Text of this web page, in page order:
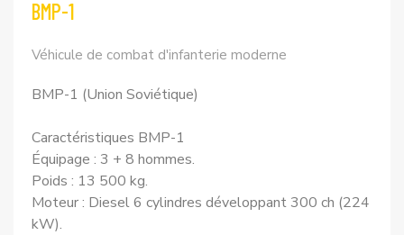
BMP-1
Véhicule de combat d'infanterie moderne
BMP-1 (Union Soviétique)
Caractéristiques BMP-1
Équipage : 3 + 8 hommes.
Poids : 13 500 kg.
Moteur : Diesel 6 cylindres développant 300 ch (224
kW).